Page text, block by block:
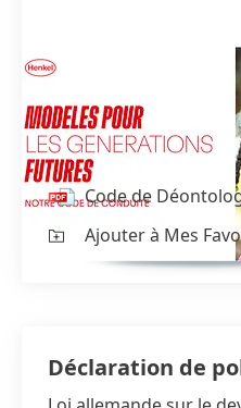
Code de
Notre code de
principales règles de
Code de
Ajouter à Mes
Déclaration de